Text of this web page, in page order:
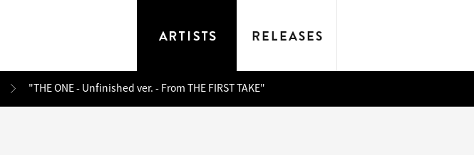
"THE ONE - Unfinished ver. - From THE FIRST TAKE"